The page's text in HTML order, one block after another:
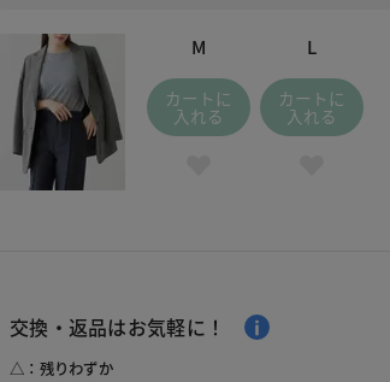
M
カートに
入れる
L
カートに
入れる
交換・返品はお気軽に！
△：残りわずか